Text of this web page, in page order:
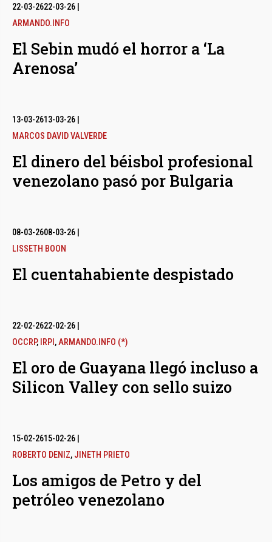
22-03-2622-03-26
ARMANDO.INFO
El Sebin mudó el horror a ‘La
Arenosa’
13-03-2613-03-26
MARCOS DAVID VALVERDE
El dinero del béisbol profesional
venezolano pasó por Bulgaria
08-03-2608-03-26
LISSETH BOON
El cuentahabiente despistado
22-02-2622-02-26
OCCRP, IRPI ,ARMANDO.INFO (*)
El oro de Guayana llegó incluso a
Silicon Valley con sello suizo
15-02-2615-02-26
ROBERTO DENIZ, JINETH PRIETO
Los amigos de Petro y del
petróleo venezolano